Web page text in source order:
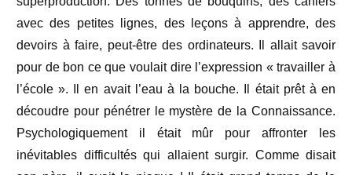
avec des petites lignes, des leçons à apprendre, des
devoirs à faire, peut-être des ordinateurs. Il allait savoir
pour de bon ce que voulait dire l’expression « travailler à
l’école ». Il en avait l’eau à la bouche. Il était prêt à en
découdre pour pénétrer le mystère de la Connaissance.
Psychologiquement il était mûr pour affronter les
inévitables difficultés qui allaient surgir. Comme disait